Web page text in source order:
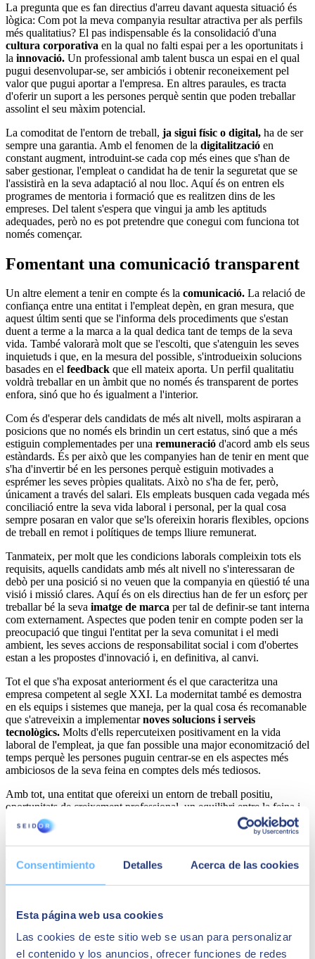
Consentimiento Detalles Acerca de las cookies
Esta página web usa cookies
Las cookies de este sitio web se usan para personalizar
el contenido y los anuncios, ofrecer funciones de redes
La pregunta que es fan directius d'arreu davant aquesta situació és
lògica: Com pot la meva companyia resultar atractiva per als perfils
més qualitatius? El pas indispensable és la consolidació d'una
cultura corporativa en la qual no falti espai per a les oportunitats i
la innovació. Un professional amb talent busca un espai en el qual
pugui desenvolupar-se, ser ambiciós i obtenir reconeixement pel
valor que pugui aportar a l'empresa. En altres paraules, es tracta
d'oferir un suport a les persones perquè sentin que poden treballar
assolint el seu màxim potencial.
La comoditat de l'entorn de treball, ja sigui físic o digital, ha de ser
sempre una garantia. Amb el fenomen de la digitalització en
constant augment, introduint-se cada cop més eines que s'han de
saber gestionar, l'empleat o candidat ha de tenir la seguretat que se
l'assistirà en la seva adaptació al nou lloc. Aquí és on entren els
programes de mentoria i formació que es realitzen dins de les
empreses. Del talent s'espera que vingui ja amb les aptituds
adequades, però no es pot pretendre que conegui com funciona tot
només començar.
Fomentant una comunicació transparent
Un altre element a tenir en compte és la comunicació. La relació de
confiança entre una entitat i l'empleat depèn, en gran mesura, que
aquest últim senti que se l'informa dels procediments que s'estan
duent a terme a la marca a la qual dedica tant de temps de la seva
vida. També valorarà molt que se l'escolti, que s'atenguin les seves
inquietuds i que, en la mesura del possible, s'introdueixin solucions
basades en el feedback que ell mateix aporta. Un perfil qualitatiu
voldrà treballar en un àmbit que no només és transparent de portes
enfora, sinó que ho és igualment a l'interior.
Com és d'esperar dels candidats de més alt nivell, molts aspiraran a
posicions que no només els brindin un cert estatus, sinó que a més
estiguin complementades per una remuneració d'acord amb els seus
estàndards. És per això que les companyies han de tenir en ment que
s'ha d'invertir bé en les persones perquè estiguin motivades a
esprémer les seves pròpies qualitats. Això no s'ha de fer, però,
únicament a través del salari. Els empleats busquen cada vegada més
conciliació entre la seva vida laboral i personal, per la qual cosa
sempre posaran en valor que se'ls ofereixin horaris flexibles, opcions
de treball en remot i polítiques de temps lliure remunerat.
Tanmateix, per molt que les condicions laborals compleixin tots els
requisits, aquells candidats amb més alt nivell no s'interessaran de
debò per una posició si no veuen que la companyia en qüestió té una
visió i missió clares. Aquí és on els directius han de fer un esforç per
treballar bé la seva imatge de marca per tal de definir-se tant interna
com externament. Aspectes que poden tenir en compte poden ser la
preocupació que tingui l'entitat per la seva comunitat i el medi
ambient, les seves accions de responsabilitat social i com d'obertes
estan a les propostes d'innovació i, en definitiva, al canvi.
Tot el que s'ha exposat anteriorment és el que caracteritza una
empresa competent al segle XXI. La modernitat també es demostra
en els equips i sistemes que maneja, per la qual cosa és recomanable
que s'atreveixin a implementarnoves solucions i serveis
tecnològics. Molts d'ells repercuteixen positivament en la vida
laboral de l'empleat, ja que fan possible una major economització del
temps perquè les persones puguin centrar-se en els aspectes més
ambiciosos de la seva feina en comptes dels més tediosos.
Amb tot, una entitat que ofereixi un entorn de treball positiu,
oportunitats de creixement professional, un equilibri entre la feina i
la vida personal, i una cultura basada en la transparència, la
diversitat i la innovació, serà molt atractiva per al talent. En invertir
en aquestes característiques essencials, les empreses no només
atrauran els millors empleats, sinó que també crearan un entorn que
propiciï l'èxit a curt, mitjà i llarg termini.
Autor